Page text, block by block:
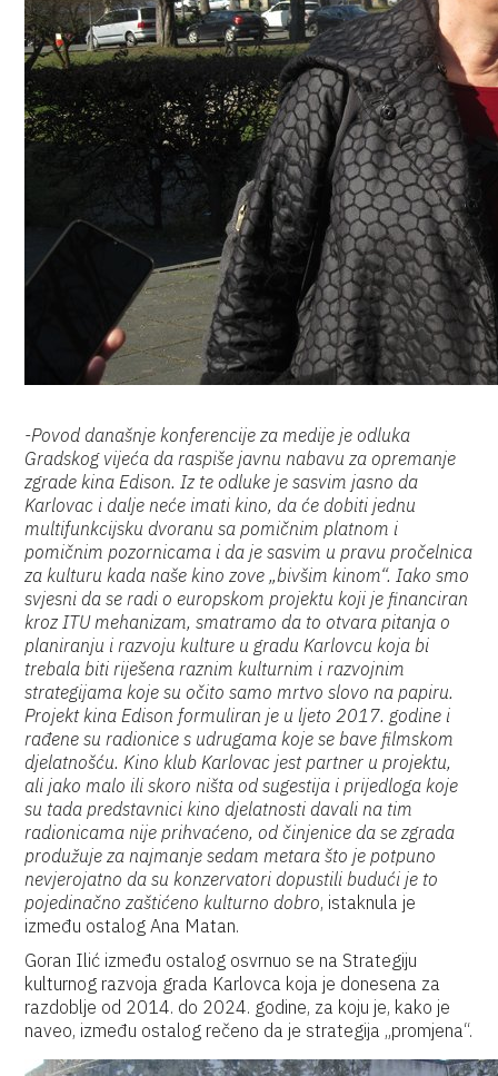
-Povod današnje konferencije za medije je odluka
Gradskog vijeća da raspiše javnu nabavu za opremanje
zgrade kina Edison. Iz te odluke je sasvim jasno da
Karlovac i dalje neće imati kino, da će dobiti jednu
multifunkcijsku dvoranu sa pomičnim platnom i
pomičnim pozornicama i da je sasvim u pravu pročelnica
za kulturu kada naše kino zove „bivšim kinom“. Iako smo
svjesni da se radi o europskom projektu koji je financiran
kroz ITU mehanizam, smatramo da to otvara pitanja o
planiranju i razvoju kulture u gradu Karlovcu koja bi
trebala biti riješena raznim kulturnim i razvojnim
strategijama koje su očito samo mrtvo slovo na papiru.
Projekt kina Edison formuliran je u ljeto 2017. godine i
rađene su radionice s udrugama koje se bave filmskom
djelatnošću. Kino klub Karlovac jest partner u projektu,
ali jako malo ili skoro ništa od sugestija i prijedloga koje
su tada predstavnici kino djelatnosti davali na tim
radionicama nije prihvaćeno, od činjenice da se zgrada
produžuje za najmanje sedam metara što je potpuno
nevjerojatno da su konzervatori dopustili budući je to
pojedinačno zaštićeno kulturno dobro, istaknula je
između ostalog Ana Matan.
Goran Ilić između ostalog osvrnuo se na Strategiju
kulturnog razvoja grada Karlovca koja je donesena za
razdoblje od 2014. do 2024. godine, za koju je, kako je
naveo, između ostalog rečeno da je strategija „promjena“.